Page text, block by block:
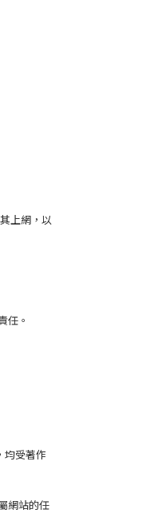
上網，以
任。
均受著作
網站的任